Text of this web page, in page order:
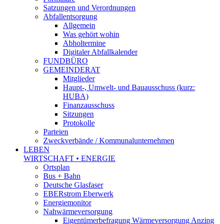
Satzungen und Verordnungen
Abfallentsorgung
Allgemein
Was gehört wohin
Abholtermine
Digitaler Abfallkalender
FUNDBÜRO
GEMEINDERAT
Mitglieder
Haupt-, Umwelt- und Bauausschuss (kurz:
HUBA)
Finanzausschuss
Sitzungen
Protokolle
Parteien
Zweckverbände / Kommunalunternehmen
LEBEN
WIRTSCHAFT • ENERGIE
Ortsplan
Bus + Bahn
Deutsche Glasfaser
EBERstrom Eberwerk
Energiemonitor
Nahwärmeversorgung
Eigentümerbefragung Wärmeversorgung Anzing